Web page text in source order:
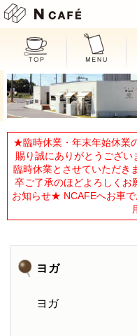
★臨時休業・年末年始休業
賜り誠にありがとうござ
臨時休業とさせていただき
卒ご了承のほどよろしく
お知らせ★ NCAFEへお車で
ヨガ
ヨガ